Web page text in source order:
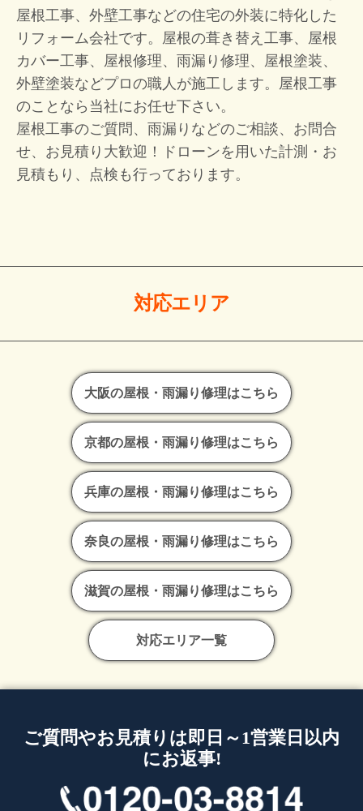
屋根工事、外壁工事などの住宅の外装に特化した
リフォーム会社です。屋根の葺き替え工事、屋根
カバー工事、屋根修理、雨漏り修理、屋根塗装、
外壁塗装などプロの職人が施工します。屋根工事
のことなら当社にお任せ下さい。
屋根工事のご質問、雨漏りなどのご相談、お問合
せ、お見積り大歓迎！
ドローンを用いた計測・お
見積もり、点検も行っております。
対応エリア
大阪の屋根・雨漏り修理はこちら
京都の屋根・雨漏り修理はこちら
兵庫の屋根・雨漏り修理はこちら
奈良の屋根・雨漏り修理はこちら
滋賀の屋根・雨漏り修理はこちら
対応エリア一覧
ご質問やお見積りは即日～1営業日以内
にお返事!